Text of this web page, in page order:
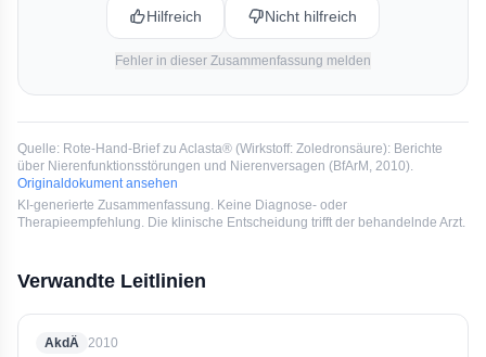
Hilfreich Nicht hilfreich
Fehler in dieser Zusammenfassung melden
Quelle: Rote-Hand-Brief zu Aclasta® (Wirkstoff: Zoledronsäure): Berichte
über Nierenfunktionsstörungen und Nierenversagen (BfArM , 2010).
Originaldokument ansehen
KI-generierte Zusammenfassung. Keine Diagnose- oder
Therapieempfehlung. Die klinische Entscheidung trifft der behandelnde Arzt.
Verwandte Leitlinien
AkdÄ 2010